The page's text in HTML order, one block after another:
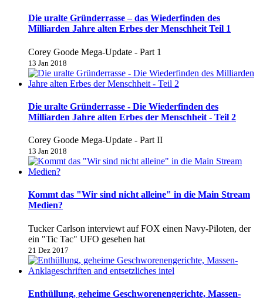
Die uralte Gründerrasse – das Wiederfinden des
Milliarden Jahre alten Erbes der Menschheit Teil 1
Corey Goode Mega-Update - Part 1
13 Jan 2018
Die uralte Gründerrasse - Die Wiederfinden des
Milliarden Jahre alten Erbes der Menschheit - Teil 2
Corey Goode Mega-Update - Part II
13 Jan 2018
Kommt das "Wir sind nicht alleine" in die Main Stream
Medien?
Tucker Carlson interviewt auf FOX einen Navy-Piloten, der
ein "Tic Tac" UFO gesehen hat
21 Dez 2017
Enthüllung, geheime Geschworenengerichte, Massen-